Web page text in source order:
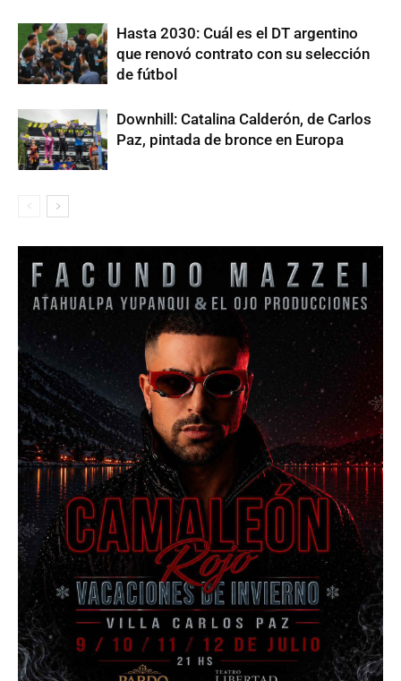
Hasta 2030: Cuál es el DT argentino
que renovó contrato con su selección
de fútbol
Downhill: Catalina Calderón, de Carlos
Paz, pintada de bronce en Europa